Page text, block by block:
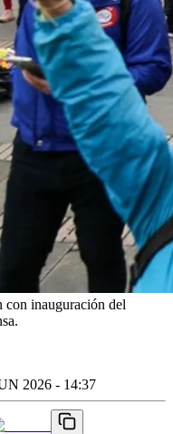
con inauguración del
2026 - 14:37